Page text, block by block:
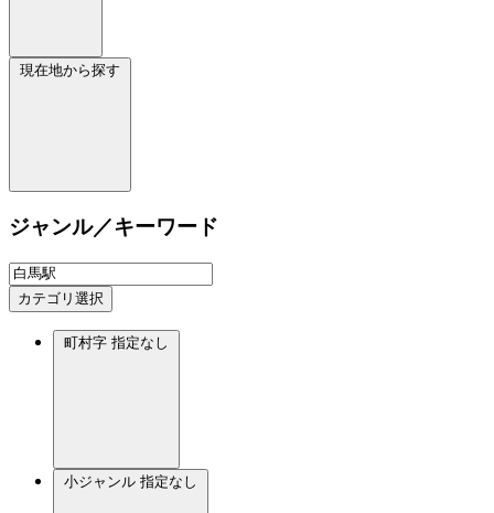
現在地から探す
ジャンル／キーワード
カテゴリ選択
町村字 指定なし
小ジャンル 指定なし